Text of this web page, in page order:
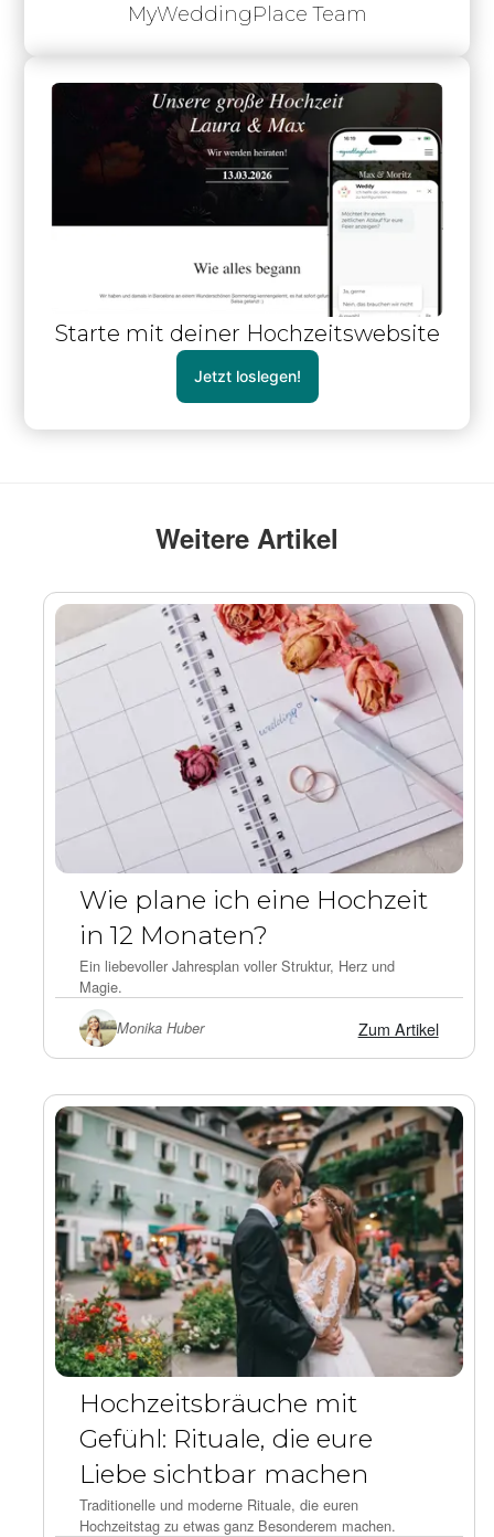
Weitere Artikel
Wie plane ich eine Hochzeit
in 12 Monaten?
Ein liebevoller Jahresplan voller Struktur, Herz und
Magie.
Monika Huber Zum Artikel
Hochzeitsbräuche mit
Gefühl: Rituale, die eure
Liebe sichtbar machen
Traditionelle und moderne Rituale, die euren
Hochzeitstag zu etwas ganz Besonderem machen.
MyWeddingPlace Team
Starte mit deiner Hochzeitswebsite
Jetzt loslegen!